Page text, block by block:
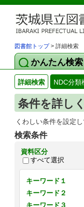
図書館トップ> 詳細検索
かんたん検索
詳細検索 NDC分類
条件を詳し
くわしい条件を設定
検索条件
資料区分
すべて選択
キーワード１
キーワード２
キーワード３